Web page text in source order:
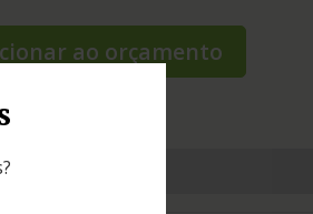
ao orçamento